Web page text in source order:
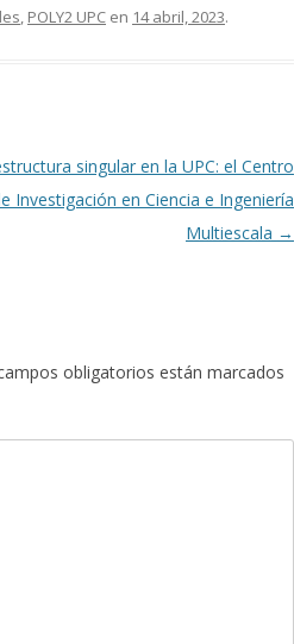
POLY2 UPC en 14 abril, 2023.
singular en la UPC: el Centro
Investigación en Ciencia e Ingeniería
Multiescala →
obligatorios están marcados